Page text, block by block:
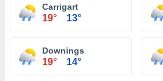
Carrigart
19° 13°
Downings
19° 14°